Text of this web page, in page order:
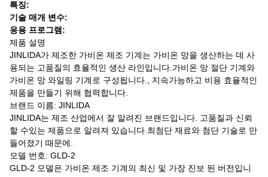
특징:
기술 매개 변수:
응용 프로그램:
제품 설명
JINLIDA가 제조한 가비온 제조 기계는 가비온 망을 생산하는 데 사
용되는 고품질의 효율적인 생산 라인입니다.가비온 망 절단 기계와
가비온 망 와일링 기계로 구성됩니다., 지속가능하고 비용 효율적인
제품을 만들기 위해 협력합니다.
브랜드 이름: JINLIDA
JINLIDA는 제조 산업에서 잘 알려진 브랜드입니다. 고품질과 신뢰
할 수있는 제품으로 알려져 있습니다.최첨단 재료와 첨단 기술로 만
들어졌기 때문에.
모델 번호: GLD-2
GLD-2 모델은 가비온 제조 기계의 최신 및 가장 진보 된 버전입니